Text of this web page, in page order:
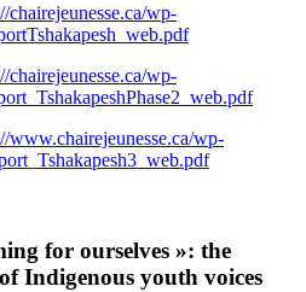
chairejeunesse.ca/wp-
chairejeunesse.ca/wp-
www.chairejeunesse.ca/wp-
for ourselves »: the
Indigenous youth voices